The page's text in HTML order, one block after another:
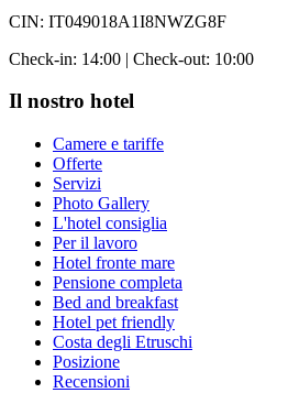
CIN: IT049018A1I8NWZG8F
Check-in: 14:00 | Check-out: 10:00
Il nostro hotel
Camere e tariffe
Offerte
Servizi
Photo Gallery
L'hotel consiglia
Per il lavoro
Hotel fronte mare
Pensione completa
Bed and breakfast
Hotel pet friendly
Costa degli Etruschi
Posizione
Recensioni